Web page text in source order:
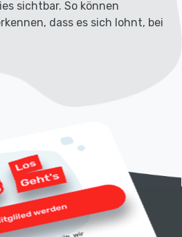
sichtbar. So können
dass es sich lohnt, bei